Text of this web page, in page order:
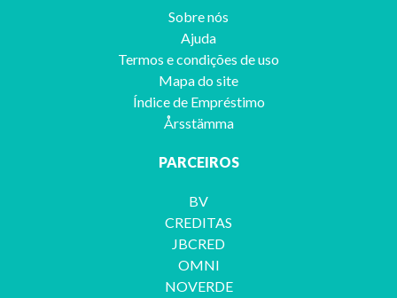
Sobre nós
Ajuda
Termos e condições de uso
Mapa do site
Índice de Empréstimo
Årsstämma
PARCEIROS
BV
CREDITAS
JBCRED
OMNI
NOVERDE